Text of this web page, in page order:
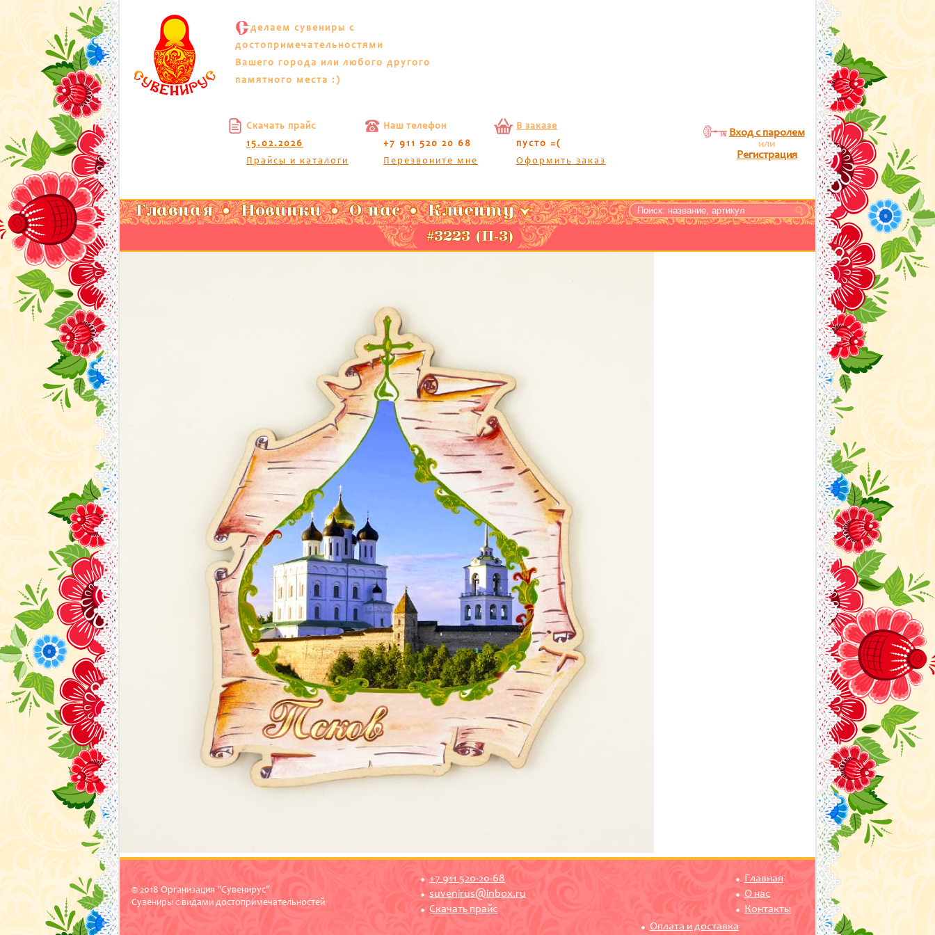
С делаем сувениры с
достопримечательностями
Вашего города или любого другого
памятного места :)
Скачать прайс
15.02.2026
Прайсы и каталоги
Наш телефон
+7 911 520 20 68
Перезвоните мне
В заказе
пусто =(
Оформить заказ
Вход с паролем
или
Регистрация
Главная Новинки О нас Клиенту
#3223 (П-3)
© 2018 Организация "Сувенирус"
Сувениры с видами достопримечательностей
+7 911 520-20-68
suvenirus@inbox.ru
Скачать прайс
Главная
О нас
Контакты
Оплата и доставка